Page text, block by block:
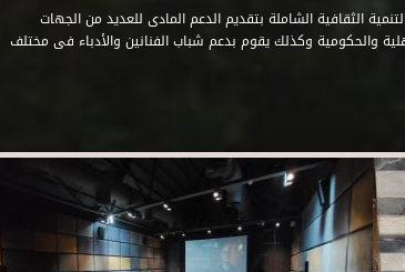
الثقافية الشاملة بتقديم الدعم المادى للعديد من الجهات
والحكومية وكذلك يقوم بدعم شباب الفنانين والأدباء فى مختلف